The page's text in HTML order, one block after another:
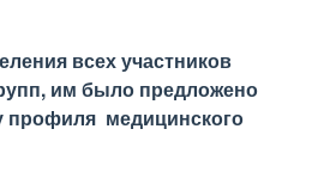
всех участников
им было предложено
профиля медицинского